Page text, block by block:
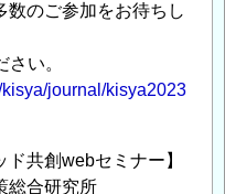
数のご参加をお待ちし
い。
journal/kisya2023
ド共創webセミナー】
総合研究所